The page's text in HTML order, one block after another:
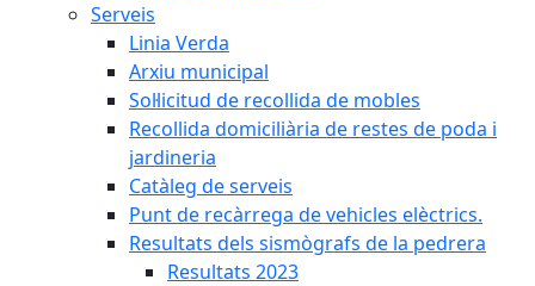
Serveis
Linia Verda
Arxiu municipal
Sol·licitud de recollida de mobles
Recollida domiciliària de restes de poda i
jardineria
Catàleg de serveis
Punt de recàrrega de vehicles elèctrics.
Resultats dels sismògrafs de la pedrera
Resultats 2023